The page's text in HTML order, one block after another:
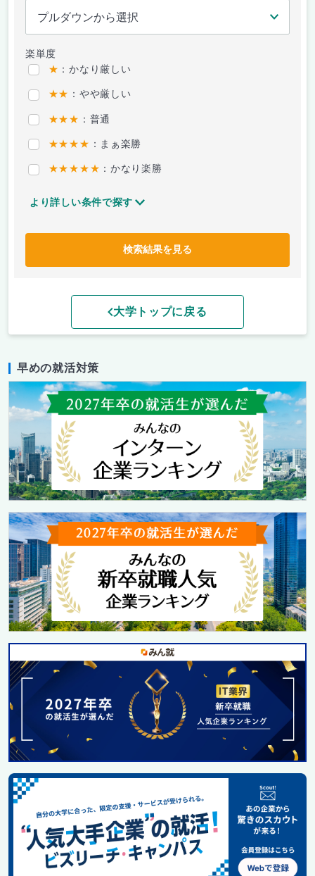
楽単度
★ ：かなり厳しい
★★ ：やや厳しい
★★★ ：普通
★★★★ ：まぁ楽勝
★★★★★ ：かなり楽勝
より詳しい条件で探す
検索結果を見る
大学トップに戻る
早めの就活対策